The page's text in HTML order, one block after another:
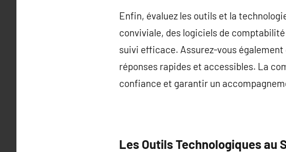
Enfin, évaluez les outils et la
conviviale, des logiciels de
suivi efficace. Assurez-vous
réponses rapides et accessibles. La
confiance et garantir un
Les Outils Technologiques au